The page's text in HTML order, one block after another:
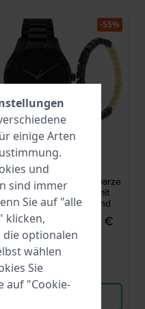
Calvin Klein
CK25500002
Iconic Set 42 mm Schwarze
Design Herrenuhr mit
kostenlosem Armband
299,00 € 129,95 €
● Auf Lager
-55%
einige Arten
und
sind immer
Sie auf "alle
klicken,
die optionalen
wählen
Sie
auf "Cookie-